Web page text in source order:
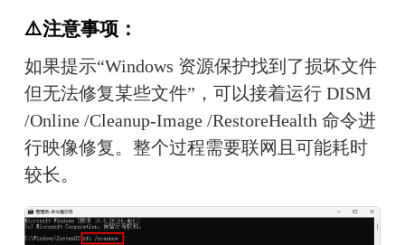
⚠️注意事项：
如果提示“Windows 资源保护找到了损坏文件
但无法修复某些文件”，可以接着运行 DISM
/Online /Cleanup-Image /RestoreHealth 命令进
行映像修复。整个过程需要联网且可能耗时
较长。